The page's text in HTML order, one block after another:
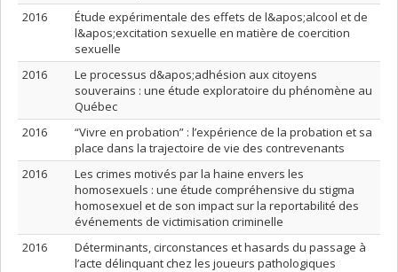
2016
Étude expérimentale des effets de l&apos;alcool et de
l&apos;excitation sexuelle en matière de coercition
sexuelle
2016
Le processus d&apos;adhésion aux citoyens
souverains : une étude exploratoire du phénomène au
Québec
2016
“Vivre en probation” : l’expérience de la probation et sa
place dans la trajectoire de vie des contrevenants
2016
Les crimes motivés par la haine envers les
homosexuels : une étude compréhensive du stigma
homosexuel et de son impact sur la reportabilité des
événements de victimisation criminelle
2016
Déterminants, circonstances et hasards du passage à
l’acte délinquant chez les joueurs pathologiques